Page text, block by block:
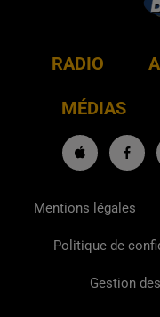
RADIO
MÉDIAS
Mentions légales
Politique de
Gestion